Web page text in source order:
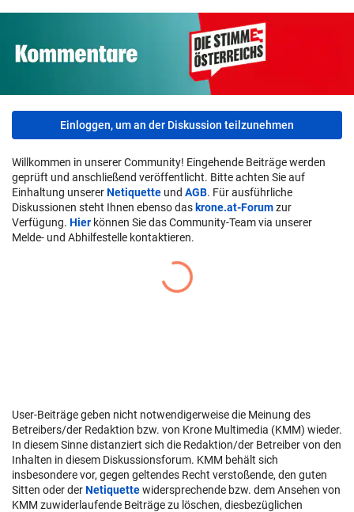
Einloggen, um an der Diskussion teilzunehmen
Willkommen in unserer Community! Eingehende Beiträge werden
geprüft und anschließend veröffentlicht. Bitte achten Sie auf
Einhaltung unsererNetiquette und AGB. Für ausführliche
Diskussionen steht Ihnen ebenso das krone.at-Forumzur
Verfügung. Hier können Sie das Community-Team via unserer
Melde- und Abhilfestelle kontaktieren.
User-Beiträge geben nicht notwendigerweise die Meinung des
Betreibers/der Redaktion bzw. von Krone Multimedia (KMM) wieder.
In diesem Sinne distanziert sich die Redaktion/der Betreiber von den
Inhalten in diesem Diskussionsforum. KMM behält sich
insbesondere vor, gegen geltendes Recht verstoßende, den guten
Sitten oder derNetiquettewidersprechende bzw. dem Ansehen von
KMM zuwiderlaufende Beiträge zu löschen, diesbezüglichen